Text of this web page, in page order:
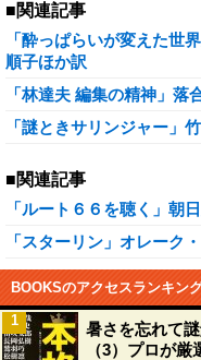
■関連記事
「酔っぱらいが変えた世
順子ほか訳
「林達夫 編集の精神」落
「謎ときサリンジャー」
■関連記事
「ルート６６を聴く」朝
「スターリン」オレーク
BOOKSのアクセスランキン
暑さを忘れて
（3）プロが
1